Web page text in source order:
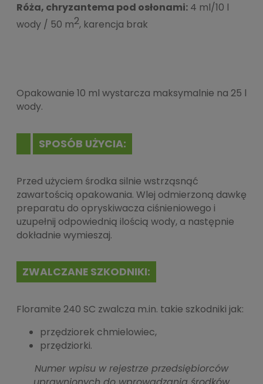
Róża, chryzantema pod osłonami: 4 ml/10 l
wody / 50 m2, karencja brak
Opakowanie 10 ml wystarcza maksymalnie na 25 l
wody.
SPOSÓB UŻYCIA:
Przed użyciem środka silnie wstrząsnąć
zawartością opakowania. Wlej odmierzoną dawkę
preparatu do opryskiwacza ciśnieniowego i
uzupełnij odpowiednią ilością wody, a następnie
dokładnie wymieszaj.
ZWALCZANE SZKODNIKI:
Floramite 240 SC zwalcza m.in. takie szkodniki jak:
przędziorek chmielowiec,
przędziorki.
Numer wpisu w rejestrze przedsiębiorców